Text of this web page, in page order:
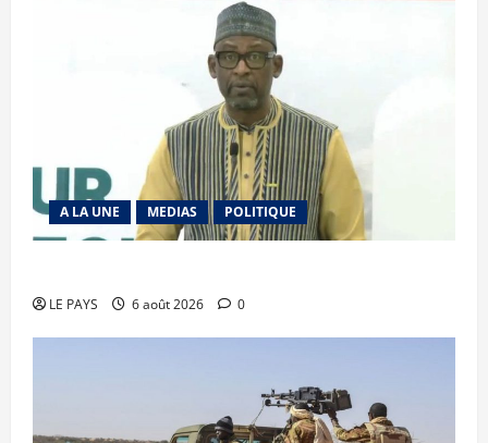
A LA UNE MEDIAS POLITIQUE
LE PAYS 6 août 2026 0